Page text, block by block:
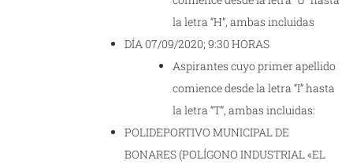
la letra “H”, ambas incluidas
DÍA 07/09/2020; 9:30 HORAS
Aspirantes cuyo primer apellido
comience desde la letra “I” hasta
la letra “T”, ambas incluidas:
POLIDEPORTIVO MUNICIPAL DE
BONARES (POLÍGONO INDUSTRIAL «EL